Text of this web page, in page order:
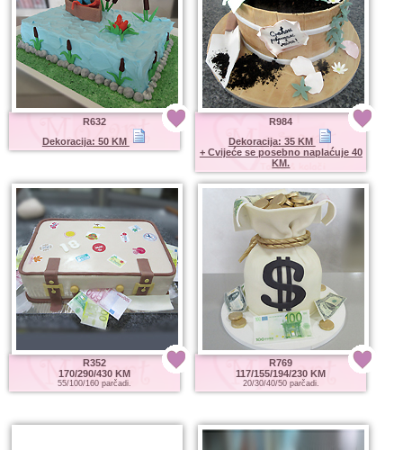
R632
Dekoracija: 50 KM
R984
Dekoracija: 35 KM
+ Cvijeće se posebno naplaćuje 40
KM.
R352
170/290/430 KM
55/100/160 parčadi.
R769
117/155/194/230 KM
20/30/40/50 parčadi.